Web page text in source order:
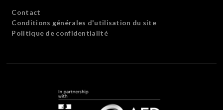
Contact
Conditions générales d'utilisation du site
Politique de confidentialité